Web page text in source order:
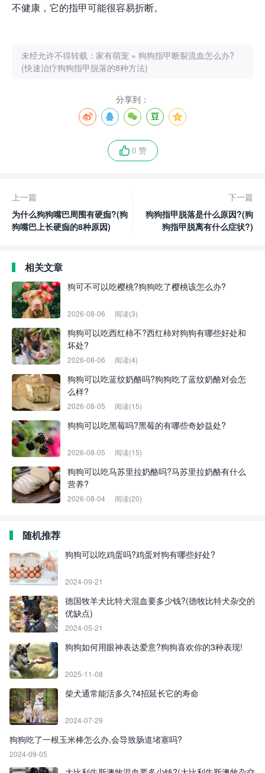
不健康，它的指甲可能很容易折断。
未经允许不得转载： 家有萌宠 » 狗狗指甲断裂流血怎么办?
(快速治疗狗狗指甲脱落的8种方法)
分享到：
0 赞
上一篇
为什么狗狗嘴巴周围有硬痂?(狗
狗嘴巴上长硬痂的8种原因)
下一篇
狗狗指甲脱落是什么原因?(狗
狗指甲脱离有什么症状?)
相关文章
狗可不可以吃樱桃?狗狗吃了樱桃该怎么办?
2026-08-06 阅读(3)
狗狗可以吃西红柿不?西红柿对狗狗有哪些好处和
坏处?
2026-08-06 阅读(4)
狗狗可以吃蓝纹奶酪吗?狗狗吃了蓝纹奶酪对会怎
么样?
2026-08-05 阅读(15)
狗狗可以吃黑莓吗?黑莓的有哪些奇妙益处?
2026-08-05 阅读(15)
狗狗可以吃马苏里拉奶酪吗?马苏里拉奶酪有什么
营养?
2026-08-04 阅读(20)
随机推荐
狗狗可以吃鸡蛋吗?鸡蛋对狗有哪些好处?
2024-09-21
德国牧羊犬比特犬混血要多少钱?(德牧比特犬杂交的
优缺点)
2024-05-21
狗狗如何用眼神表达爱意?狗狗喜欢你的3种表现!
2025-11-08
柴犬通常能活多久?4招延长它的寿命
2024-07-29
狗狗吃了一根玉米棒怎么办,会导致肠道堵塞吗?
2024-09-05